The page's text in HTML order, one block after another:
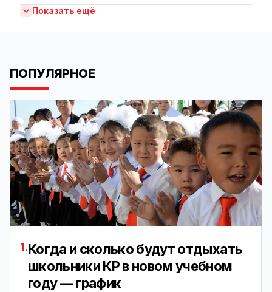
Показать ещё
ПОПУЛЯРНОЕ
1.Когда и сколько будут отдыхать
школьники КР в новом учебном
году — график